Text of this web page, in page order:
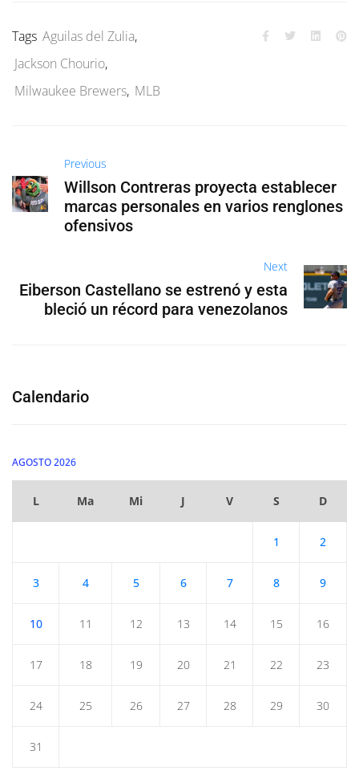
Tags Aguilas del Zulia,
Jackson Chourio,
Milwaukee Brewers, MLB
Previous
Willson Contreras proyecta establecer
marcas personales en varios renglones
ofensivos
Next
Eiberson Castellano se estrenó y esta
bleció un récord para venezolanos
Calendario
AGOSTO 2026
L Ma Mi J V S D
1 2
3 4 5 6 7 8 9
10 11 12 13 14 15 16
17 18 19 20 21 22 23
24 25 26 27 28 29 30
31